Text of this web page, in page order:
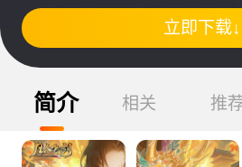
立即下载↓
简介 相关 推